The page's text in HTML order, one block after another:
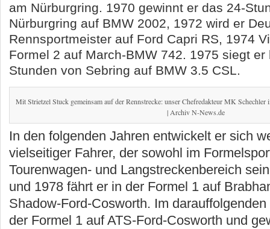
am Nürburgring. 1970 gewinnt er das 24-
Nürburgring auf BMW 2002, 1972 wird er
Rennsportmeister auf Ford Capri RS, 1974
Formel 2 auf March-BMW 742. 1975 siegt er
Stunden von Sebring auf BMW 3.5 CSL.
Mit Strietzel Stuck gemeinsam auf der Rennstrecke: unser Chefredakteur MK
| Archiv N-News.de
In den folgenden Jahren entwickelt er sich
vielseitiger Fahrer, der sowohl im
Tourenwagen- und Langstreckenbereich
und 1978 fährt er in der Formel 1 auf
Shadow-Ford-Cosworth. Im
der Formel 1 auf ATS-Ford-Cosworth und